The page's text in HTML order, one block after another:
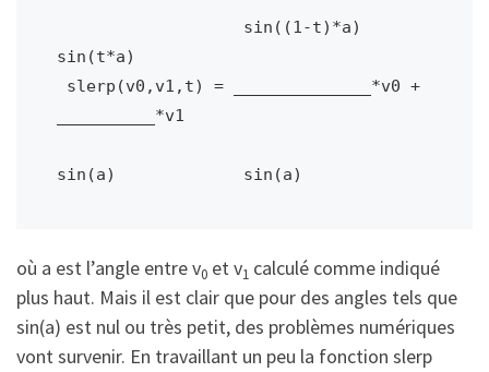
sin((1-t)*a)
sin(t*a)
__________*v1
sin(a)             sin(a)
où a est l’angle entre v0 et v1 calculé comme indiqué
plus haut. Mais il est clair que pour des angles tels que
sin(a) est nul ou très petit, des problèmes numériques
vont survenir. En travaillant un peu la fonction slerp